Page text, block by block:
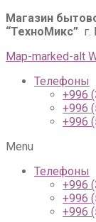
Магазин
“ТехноМикс”
Map-marked-alt
Телефоны
+996
+996
+996
Menu
Телефоны
+996
+996
+996